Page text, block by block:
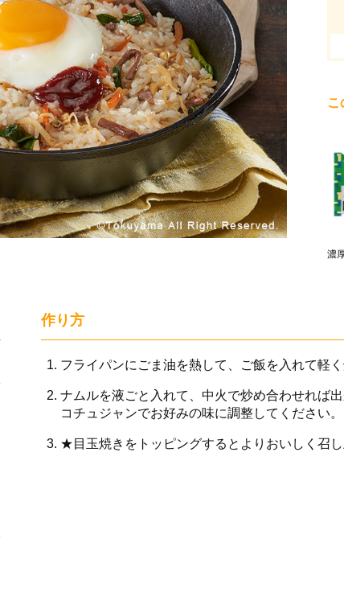
こ
濃
作り方
フライパンにごま油を熱して、ご飯を入れて軽く
ナムルを液ごと入れて、中火で炒め合わせれば出
コチュジャンでお好みの味に調整してください。
★目玉焼きをトッピングするとよりおいしく召